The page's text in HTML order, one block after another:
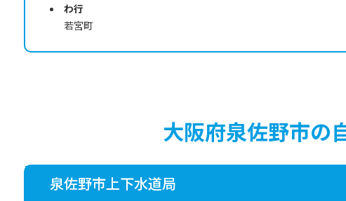
わ行
若宮町
大阪府泉佐野市の
泉佐野市上下水道局